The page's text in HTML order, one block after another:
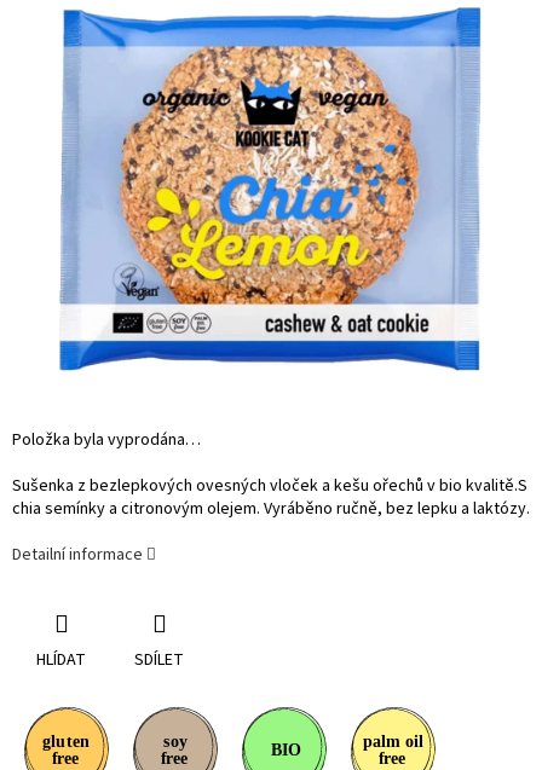
Položka byla vyprodána…
Sušenka z bezlepkových ovesných vloček a kešu ořechů v bio kvalitě.S
chia semínky a citronovým olejem. Vyráběno ručně, bez lepku a laktózy.
Detailní informace
HLÍDAT SDÍLET